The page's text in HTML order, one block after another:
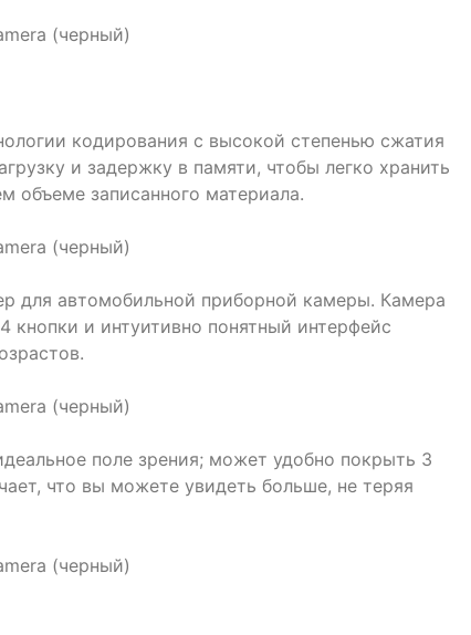
кодирования с высокой степенью сжатия
и задержку в памяти, чтобы легко хранить
записанного материала.
для автомобильной приборной камеры. Камера
кнопки и интуитивно понятный интерфейс
поле зрения; может удобно покрыть 3
что вы можете увидеть больше, не теряя